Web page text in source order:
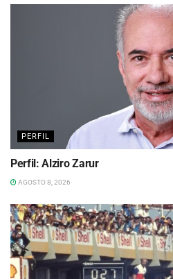
PERFIL
Perfil: Alziro Zarur
AGOSTO 8, 2026